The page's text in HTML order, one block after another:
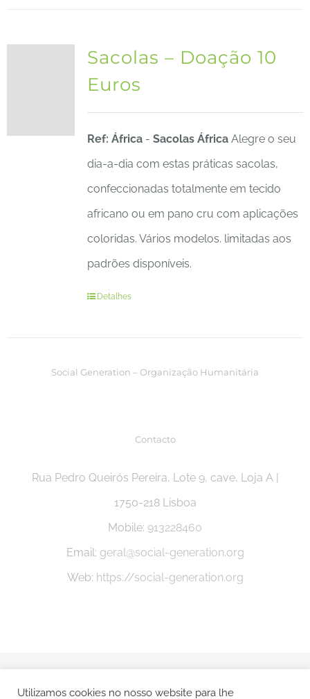
Sacolas – Doação 10
Euros
Ref: África- Sacolas ÁfricaAlegre o seu
dia-a-dia com estas práticas sacolas,
confeccionadas totalmente em tecido
africano ou em pano cru com aplicações
coloridas. Vários modelos. limitadas aos
padrões disponíveis.
Detalhes
Social Generation – Organização Humanitária
Contacto
Rua Pedro Queirós Pereira, Lote 9, cave, Loja A |
1750-218 Lisboa
Mobile: 913228460
Email: geral@social-generation.org
Web: https://social-generation.org
Utilizamos cookies no nosso website para lhe